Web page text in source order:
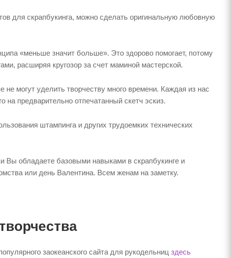
для скрапбукинга, можно сделать оригинальную любовную
«меньше значит больше». Это здорово помогает, потому
расширяя кругозор за счет маминой мастерской.
могут уделить творчеству много времени. Каждая из нас
на предварительно отпечатанный скетч эскиз.
штампинга и других трудоемких технических
обладаете базовыми навыками в скрапбукинге и
или день Валентина. Всем женам на заметку.
заокеанского сайта для рукодельниц здесь